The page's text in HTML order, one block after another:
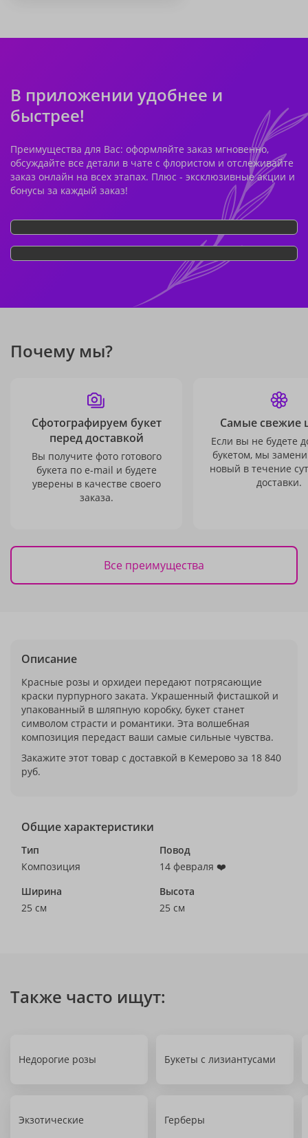
В приложении удобнее и
быстрее!
Преимущества для Вас: оформляйте заказ мгновенно,
обсуждайте все детали в чате с флористом и отслеживайте
заказ онлайн на всех этапах. Плюс - эксклюзивные акции и
бонусы за каждый заказ!
Почему мы?
Сфотографируем букет
перед доставкой
Вы получите фото готового
букета по e-mail и будете
уверены в качестве своего
заказа.
Самые свежие
Если вы не будете
букетом, мы
новый в течение
доставки.
Все преимущества
Описание
Красные розы и орхидеи передают потрясающие
краски пурпурного заката. Украшенный фисташкой и
упакованный в шляпную коробку, букет станет
символом страсти и романтики. Эта волшебная
композиция передаст ваши самые сильные чувства.
Закажите этот товар с доставкой в Кемерово за 18 840
руб.
Общие характеристики
Тип
Композиция
Повод
14 февраля ❤️
Ширина
25 см
Высота
25 см
Также часто ищут:
Недорогие розы Букеты с лизиантусами
Экзотические Герберы